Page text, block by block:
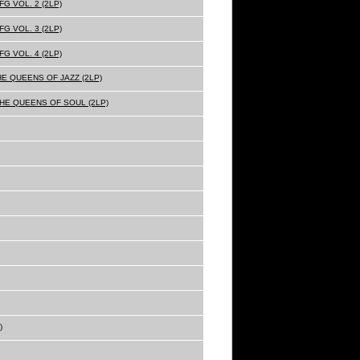
VOL. 2 (2LP)
VOL. 3 (2LP)
VOL. 4 (2LP)
QUEENS OF JAZZ (2LP)
QUEENS OF SOUL (2LP)